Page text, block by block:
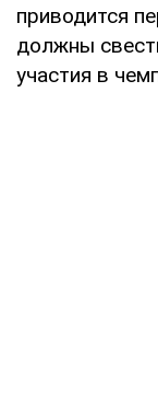
приводится
должны
участия в